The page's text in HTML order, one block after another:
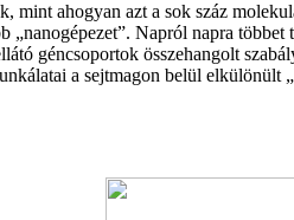
mint ahogyan azt a sok száz
„nanogépezet”. Napról napra
géncsoportok összehangolt
a sejtmagon belül